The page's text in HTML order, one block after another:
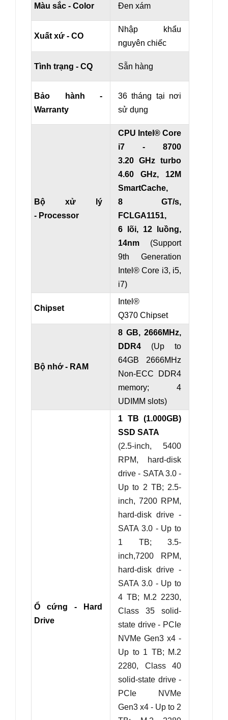
Màu sắc - Color Đen xám
Xuất xứ - CO
Nhập khẩu
nguyên chiếc
Tình trạng - CQ Sẵn hàng
Bảo hành -
Warranty
36 tháng tại nơi
sử dụng
Bộ xử lý
- Processor
CPU Intel® Core
i7 - 8700
3.20 GHz turbo
4.60 GHz, 12M
SmartCache,
8 GT/s,
FCLGA1151,
6 lõi, 12 luồng,
14nm (Support
9th Generation
Intel® Core i3, i5,
i7)
Chipset
Intel®
Q370 Chipset
Bộ nhớ - RAM
8 GB, 2666MHz,
DDR4
(Up to
64GB 2666MHz
Non-ECC DDR4
memory; 4
UDIMM slots)
Ổ cứng - Hard
Drive
1 TB (1.000GB)
SSD SATA
(2.5-inch, 5400
RPM, hard-disk
drive - SATA 3.0 -
Up to 2 TB; 2.5-
inch, 7200 RPM,
hard-disk drive -
SATA 3.0 - Up to
1 TB; 3.5-
inch,7200 RPM,
hard-disk drive -
SATA 3.0 - Up to
4 TB;
M.2 2230,
Class 35 solid-
state drive - PCIe
NVMe Gen3 x4 -
Up to 1 TB; M.2
2280, Class 40
solid-state drive -
PCIe NVMe
Gen3 x4 - Up to 2